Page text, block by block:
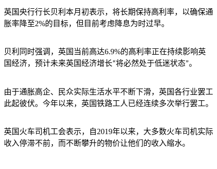
英国央行行长贝利本月初表示，将长期保持高利率，以确保通
胀率降至2%的目标，但目前考虑降息为时过早。
贝利同时强调，英国当前高达6.9%的高利率正在持续影响英
国经济， 预计未来英国经济增长“将必然处于低迷状态”。
由于通胀高企、民众实际生活水平不断下滑，英国各行业罢工
此起彼伏。今年以来，英国铁路工人已经连续多次举行罢工。
英国火车司机工会表示，自2019年以来，大多数火车司机实际
收入停滞不前，而不断攀升的物价让他们的收入缩水。